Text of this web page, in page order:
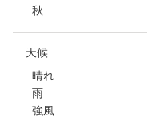
秋
天候
晴れ
雨
強風